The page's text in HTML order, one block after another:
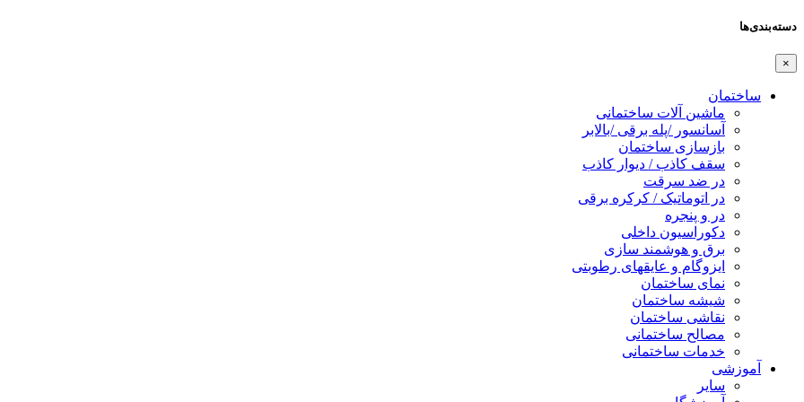
دسته‌بندی‌ها
×
ساختمان
ماشین آلات ساختمانی
آسانسور /پله برقی /بالابر
بازسازی ساختمان
سقف کاذب / دیوار کاذب
در ضد سرقت
در اتوماتیک / کرکره برقی
در و پنجره
دکوراسیون داخلی
برق و هوشمند سازی
ایزوگام و عایقهای رطوبتی
نمای ساختمان
شیشه ساختمان
نقاشی ساختمان
مصالح ساختمانی
خدمات ساختمانی
آموزشی
سایر